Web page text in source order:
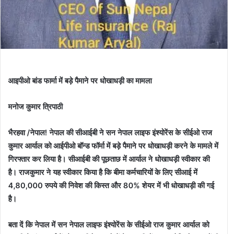
आइपीओ बांड फार्मा में बड़े पैमाने पर धोखाधड़ी का मामला
मनोज कुमार त्रिपाठी
भैरहवा /नेपाल! नेपाल की सीआईबी ने सन नेपाल लाइफ इंश्योरेंस के सीईओ राज
कुमार आर्याल को आईपीओ बॉन्ड फॉर्मा में बड़े पैमाने पर धोखाधड़ी करने के मामले में
गिरफ्तार कर लिया है। सीआईबी की पूछताछ में आर्याल ने धोखाधड़ी स्वीकार की
है। राजकुमार ने यह स्वीकार किया है कि बीमा कर्मचारियों के लिए सीआई में
4,80,000 रुपये की निवेश की किस्त और 80% शेयर में भी धोखाधड़ी की गई
है।
बता दें कि नेपाल में सन नेपाल लाइफ इंश्योरेंस के सीईओ राज कुमार आर्याल को